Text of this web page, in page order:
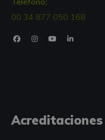
00 34 877 050 168
Acreditaciones